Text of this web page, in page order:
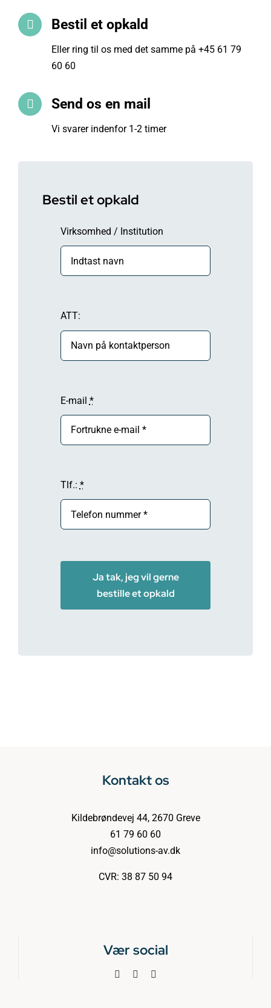
Bestil et opkald
Eller ring til os med det samme på +45 61 79
60 60
Send os en mail
Vi svarer indenfor 1-2 timer
Bestil et opkald
Virksomhed / Institution
ATT:
E-mail *
Tlf.: *
Ja tak, jeg vil gerne
bestille et opkald
Kontakt os
Kildebrøndevej 44, 2670 Greve
61 79 60 60
info@solutions-av.dk
CVR: 38 87 50 94
Vær social